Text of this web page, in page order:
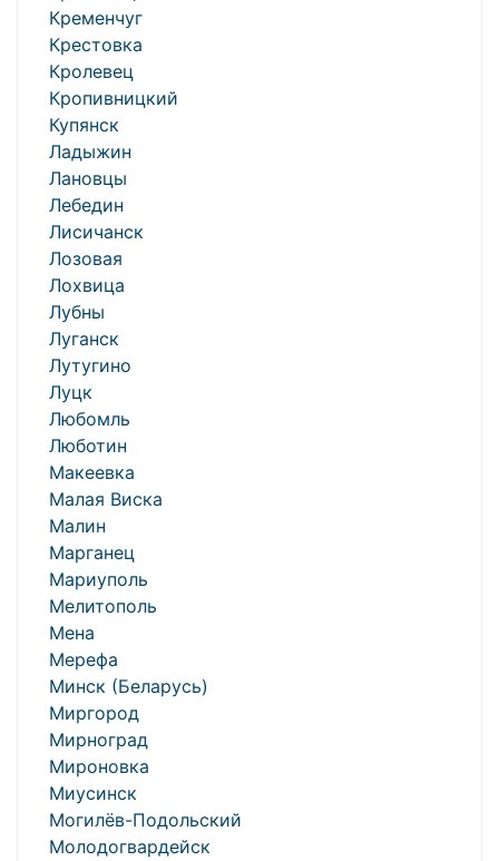
Кременчуг
Крестовка
Кролевец
Кропивницкий
Купянск
Ладыжин
Лановцы
Лебедин
Лисичанск
Лозовая
Лохвица
Лубны
Луганск
Лутугино
Луцк
Любомль
Люботин
Макеевка
Малая Виска
Малин
Марганец
Мариуполь
Мелитополь
Мена
Мерефа
Минск (Беларусь)
Миргород
Мирноград
Мироновка
Миусинск
Могилёв-Подольский
Молодогвардейск